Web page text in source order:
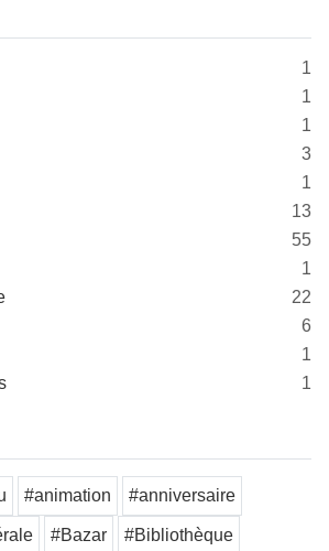
1
1
1
3
1
13
55
1
22
6
1
1
#animation #anniversaire
#Bazar #Bibliothèque